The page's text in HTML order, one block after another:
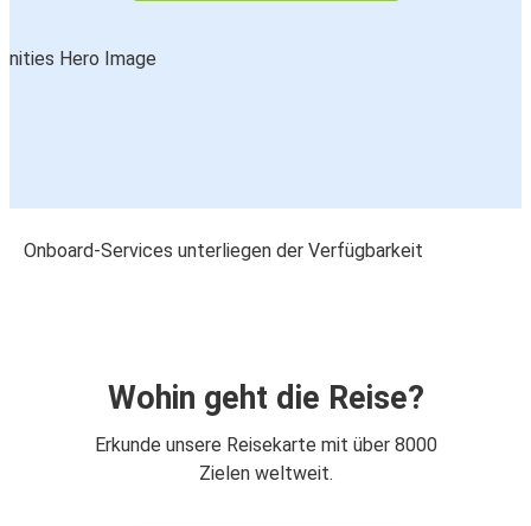
Onboard-Services unterliegen der Verfügbarkeit
Wohin geht die Reise?
Erkunde unsere Reisekarte mit über 8000
Zielen weltweit.